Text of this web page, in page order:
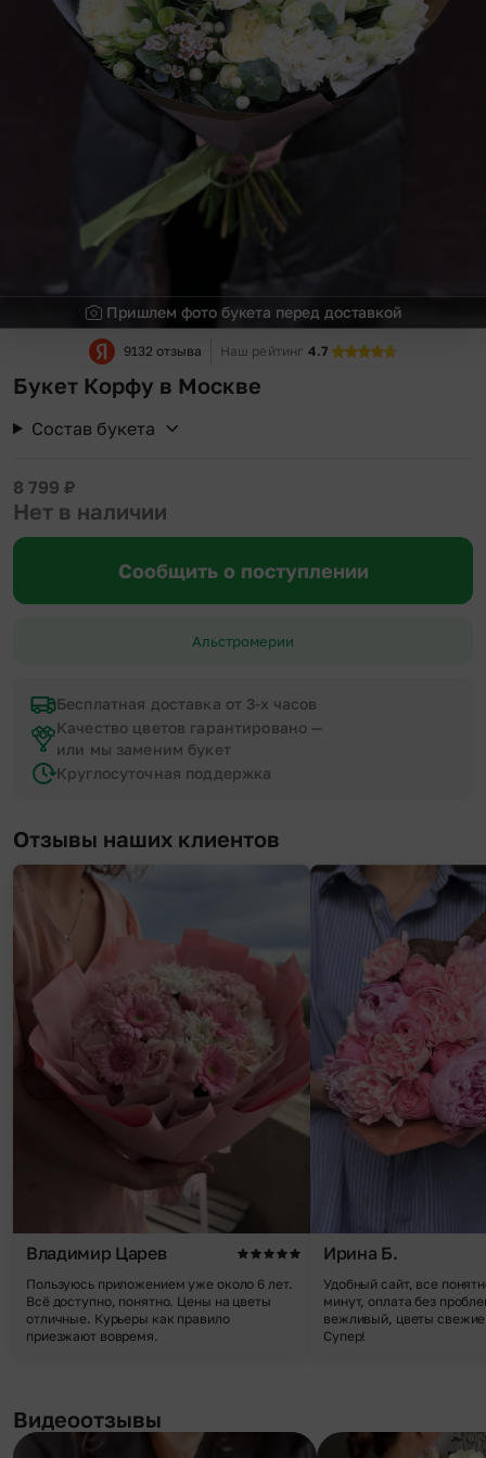
Пришлем фото букета перед доставкой
9132 отзыва Наш рейтинг 4.7
Букет Корфу в Москве
Состав букета
8 799 ₽
Нет в наличии
Сообщить о поступлении
Альстромерии
Бесплатная доставка от 3-х часов
Качество цветов гарантировано —
или мы заменим букет
Круглосуточная поддержка
Отзывы наших клиентов
Владимир Царев
Пользуюсь приложением уже около 6 лет.
Всё доступно, понятно. Цены на цветы
отличные. Курьеры как правило
приезжают вовремя.
Ирина Б.
Удобный сайт, все
минут, оплата без
вежливый, цветы
Супер!
Видеоотзывы